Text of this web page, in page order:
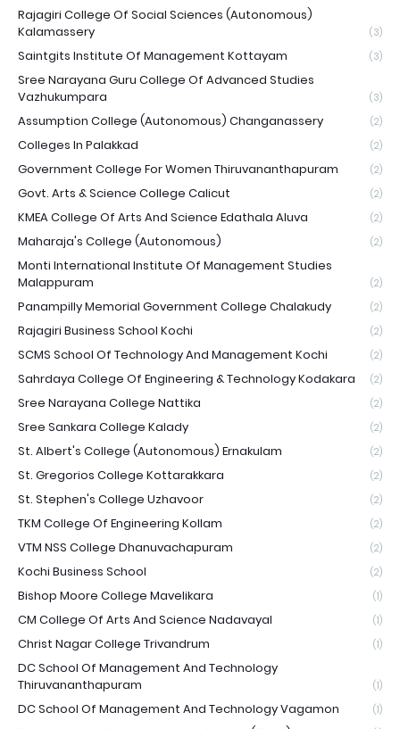
Rajagiri College Of Social Sciences (Autonomous)
Kalamassery
(3)
Saintgits Institute Of Management Kottayam (3)
Sree Narayana Guru College Of Advanced Studies
Vazhukumpara
(3)
Assumption College (Autonomous) Changanassery (2)
Colleges In Palakkad (2)
Government College For Women Thiruvananthapuram (2)
Govt. Arts & Science College Calicut (2)
KMEA College Of Arts And Science Edathala Aluva (2)
Maharaja's College (Autonomous) (2)
Monti International Institute Of Management Studies
Malappuram
(2)
Panampilly Memorial Government College Chalakudy (2)
Rajagiri Business School Kochi (2)
SCMS School Of Technology And Management Kochi (2)
Sahrdaya College Of Engineering & Technology Kodakara (2)
Sree Narayana College Nattika (2)
Sree Sankara College Kalady (2)
St. Albert's College (Autonomous) Ernakulam (2)
St. Gregorios College Kottarakkara (2)
St. Stephen's College Uzhavoor (2)
TKM College Of Engineering Kollam (2)
VTM NSS College Dhanuvachapuram (2)
Kochi Business School (2)
Bishop Moore College Mavelikara (1)
CM College Of Arts And Science Nadavayal (1)
Christ Nagar College Trivandrum (1)
DC School Of Management And Technology
Thiruvananthapuram
(1)
DC School Of Management And Technology Vagamon (1)